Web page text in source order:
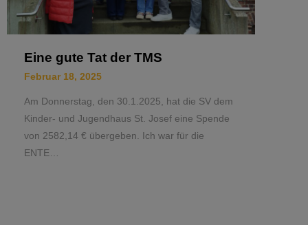
Eine gute Tat der TMS
Februar 18, 2025
Am Donnerstag, den 30.1.2025, hat die SV dem
Kinder- und Jugendhaus St. Josef eine Spende
von 2582,14 € übergeben. Ich war für die
ENTE…